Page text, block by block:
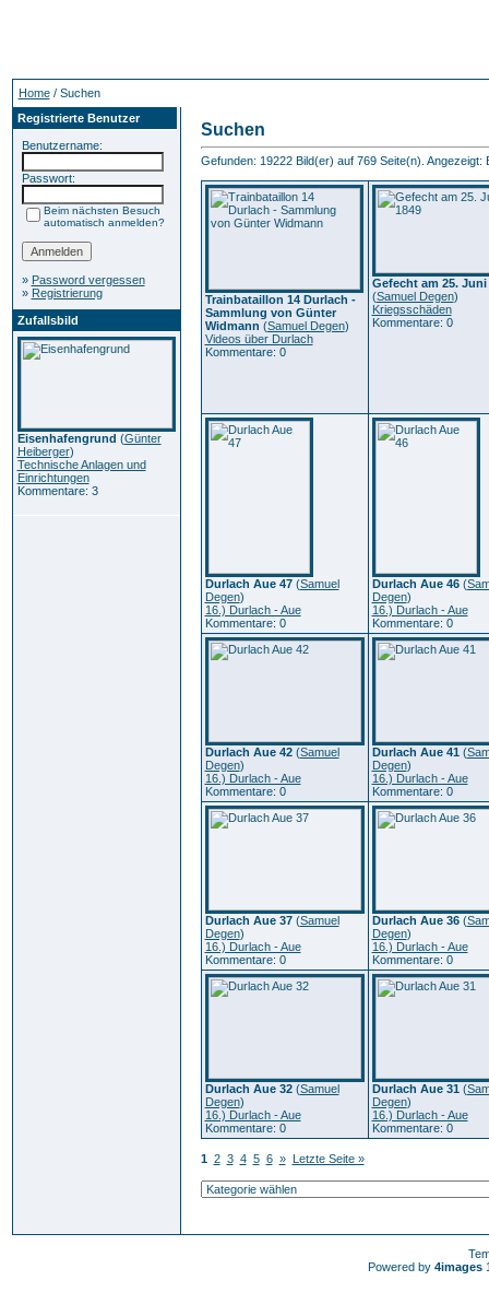
Home/ Suchen
Registrierte Benutzer
Benutzername:
Passwort:
Beim nächsten Besuch
automatisch anmelden?
» Password vergessen
» Registrierung
Zufallsbild
Eisenhafengrund (Günter
Heiberger)
Technische Anlagen und
Einrichtungen
Kommentare: 3
Suchen
Gefunden: 19222 Bild(er) auf 769 Seite(n). Angezeigt:
Trainbataillon 14 Durlach -
Sammlung von Günter
Widmann (Samuel Degen)
Videos über Durlach
Kommentare: 0
Gefecht am 25. Juni
(Samuel Degen)
Kriegsschäden
Kommentare: 0
Durlach Aue 47(Samuel
Degen)
16.) Durlach - Aue
Kommentare: 0
Durlach Aue 46(
Degen)
16.) Durlach - Aue
Kommentare: 0
Durlach Aue 42(Samuel
Degen)
16.) Durlach - Aue
Kommentare: 0
Durlach Aue 41(
Degen)
16.) Durlach - Aue
Kommentare: 0
Durlach Aue 37(Samuel
Degen)
16.) Durlach - Aue
Kommentare: 0
Durlach Aue 36(
Degen)
16.) Durlach - Aue
Kommentare: 0
Durlach Aue 32(Samuel
Degen)
16.) Durlach - Aue
Kommentare: 0
Durlach Aue 31(
Degen)
16.) Durlach - Aue
Kommentare: 0
1 2 3 4 5 6 » Letzte Seite »
Powered by 4images